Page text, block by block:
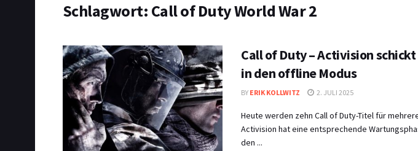
Schlagwort: Call of Duty World War 2
Call of Duty – Activision
in den offline Modus
BY ERIK KOLLWITZ 2. JULI 2025
Heute werden zehn Call of Duty-Titel für
Activision hat eine entsprechende
den ...